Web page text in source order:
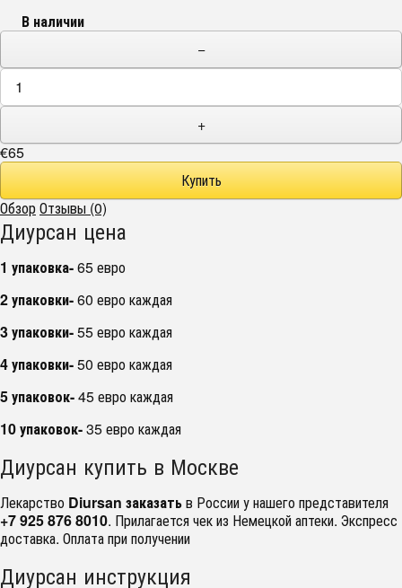
В наличии
−
+
€65
ОбзорОтзывы (0)
Диурсан цена
1 упаковка-65 евро
2 упаковки-60 евро каждая
3 упаковки-55 евро каждая
4 упаковки-50 евро каждая
5 упаковок-45 евро каждая
10 упаковок-35 евро каждая
Диурсан купить в Москве
Лекарство Diursan заказатьв России у нашего представителя
+7 925 876 8010. Прилагается чек из Немецкой аптеки. Экспресс
доставка. Оплата при получении
Диурсан инструкция